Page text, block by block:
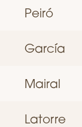
Peiró
García
Mairal
Latorre